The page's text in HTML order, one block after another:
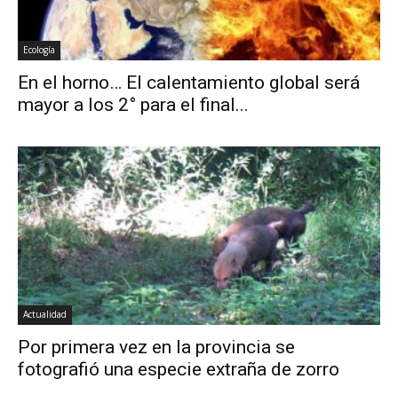
Ecología
En el horno… El calentamiento global será
mayor a los 2° para el final...
Actualidad
Por primera vez en la provincia se
fotografió una especie extraña de zorro